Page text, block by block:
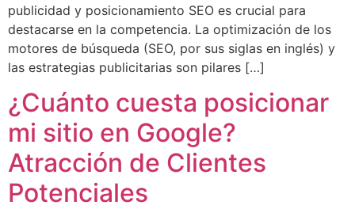
publicidad y posicionamiento SEO es crucial para
destacarse en la competencia. La optimización de los
motores de búsqueda (SEO, por sus siglas en inglés) y
las estrategias publicitarias son pilares […]
¿Cuánto cuesta posicionar
mi sitio en Google?
Atracción de Clientes
Potenciales